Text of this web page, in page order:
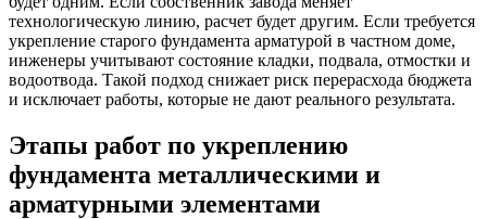
технологическую линию, расчет будет другим. Если требуется
укрепление старого фундамента арматурой в частном доме,
инженеры учитывают состояние кладки, подвала, отмостки и
водоотвода. Такой подход снижает риск перерасхода бюджета
и исключает работы, которые не дают реального результата.
Этапы работ по укреплению
фундамента металлическими и
арматурными элементами